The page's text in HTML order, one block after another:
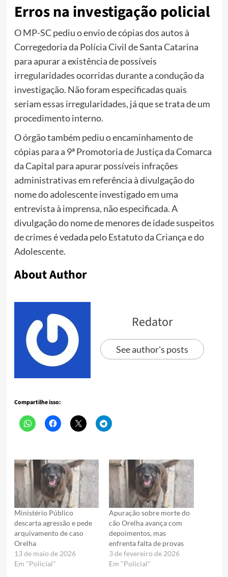
Erros na investigação policial
O MP-SC pediu o envio de cópias dos autos à
Corregedoria da Polícia Civil de Santa Catarina
para apurar a existência de possíveis
irregularidades ocorridas durante a condução da
investigação. Não foram especificadas quais
seriam essas irregularidades, já que se trata de um
procedimento interno.
O órgão também pediu o encaminhamento de
cópias para a 9ª Promotoria de Justiça da Comarca
da Capital para apurar possíveis infrações
administrativas em referência à divulgação do
nome do adolescente investigado em uma
entrevista à imprensa, não especificada. A
divulgação do nome de menores de idade suspeitos
de crimes é vedada pelo Estatuto da Criança e do
Adolescente.
About Author
Redator
See author's posts
Compartilhe isso:
Ministério Público
descarta agressão e pede
arquivamento de caso
Orelha
13 de maio de 2026
Em "Policial"
Apuração sobre morte do
cão Orelha avança com
depoimentos, mas
enfrenta falta de provas
3 de fevereiro de 2026
Em "Policial"